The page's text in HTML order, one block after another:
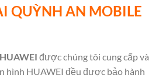
QUỲNH AN MOBILE
được chúng tôi cung cấp và
hình HUAWEI đều được bảo hành